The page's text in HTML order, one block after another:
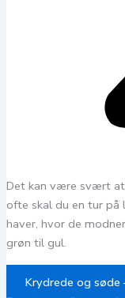
Det kan være svært at
ofte skal du en tur
haver, hvor de
grøn til gul.
Krydrede og